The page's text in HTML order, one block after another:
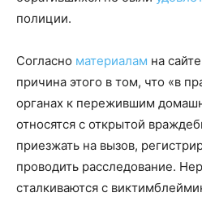
полиции.
Согласно материалам на
причина этого в том, что «в
органах к пережившим
относятся с открытой
приезжать на вызов,
проводить расследование.
сталкиваются с